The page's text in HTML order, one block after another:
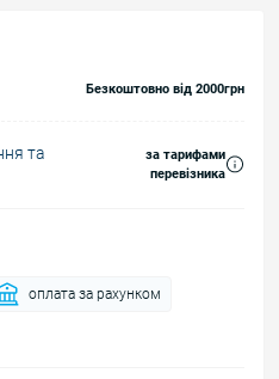
Безкоштовно від 2000грн
та
за тарифами
перевізника
оплата за рахунком